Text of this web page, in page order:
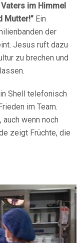
im Himmel
Mutter!” Ein
der
Jesus ruft dazu
zu brechen und
Shell telefonisch
im Team.
wenn noch
zeigt Früchte, die